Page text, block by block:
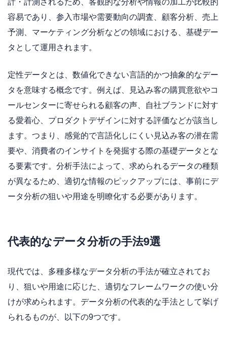
容易であり、参入市場や需要動向の調査、顧客分析、売上
予測、マーケティング分析などの領域における、基礎デー
タとして運用されます。
定性データとは、数値化できない言語的かつ抽象的なデー
タを意味する概念です。例えば、見込み客の購買意欲やコ
ールセンターに寄せられる顧客の声、自社ブランドに対す
る愛着心、プロダクトデザインに対する評価などが該当し
ます。つまり、感覚的で言語化しにくい見込み客の潜在需
要や、消費者のインサイトを発掘する際の基礎データとな
る要素です。分析手法によって、求められるデータの種類
が異なるため、適切な情報のピックアップには、事前にデ
ータ分析の狙いや用途を明瞭化する必要があります。
代表的なデータ分析の手法9選
現代では、多種多様なデータ分析の手法が確立されてお
り、狙いや用途に応じた、適切なフレームワークの使い分
けが求められます。データ分析の代表的な手法として挙げ
られるものが、以下の9つです。